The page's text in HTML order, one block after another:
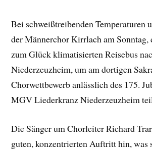
Bei schweißtreibenden Temperaturen
der Männerchor Kirrlach am Sonntag,
zum Glück klimatisierten Reisebus
Niederzeuzheim, um am dortigen
Chorwettbewerb anlässlich des 175.
MGV Liederkranz Niederzeuzheim
Die Sänger um Chorleiter Richard
guten, konzentrierten Auftritt hin, was